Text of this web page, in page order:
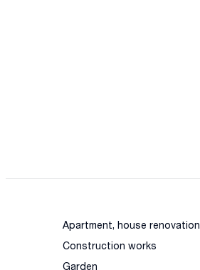
Apartment, house renovation
Construction works
Garden